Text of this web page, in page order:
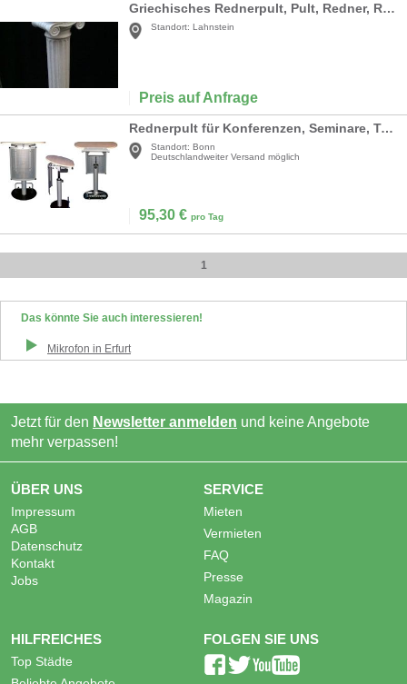
Griechisches Rednerpult, Pult, Redner, Rednerpult, Griechenland, Griechisch, Antik, Säule, Säulenstumpf, Dekoration
Standort: Lahnstein
Preis auf Anfrage
Rednerpult für Konferenzen, Seminare, Tagungen, Messen
Standort: Bonn
Deutschlandweiter Versand möglich
95,30 € pro Tag
1
Das könnte Sie auch interessieren!
Mikrofon in Erfurt
Jetzt für den Newsletter anmelden und keine Angebote
mehr verpassen!
ÜBER UNS
Impressum
AGB
Datenschutz
Kontakt
Jobs
SERVICE
Mieten
Vermieten
FAQ
Presse
Magazin
HILFREICHES
Top Städte
FOLGEN SIE UNS